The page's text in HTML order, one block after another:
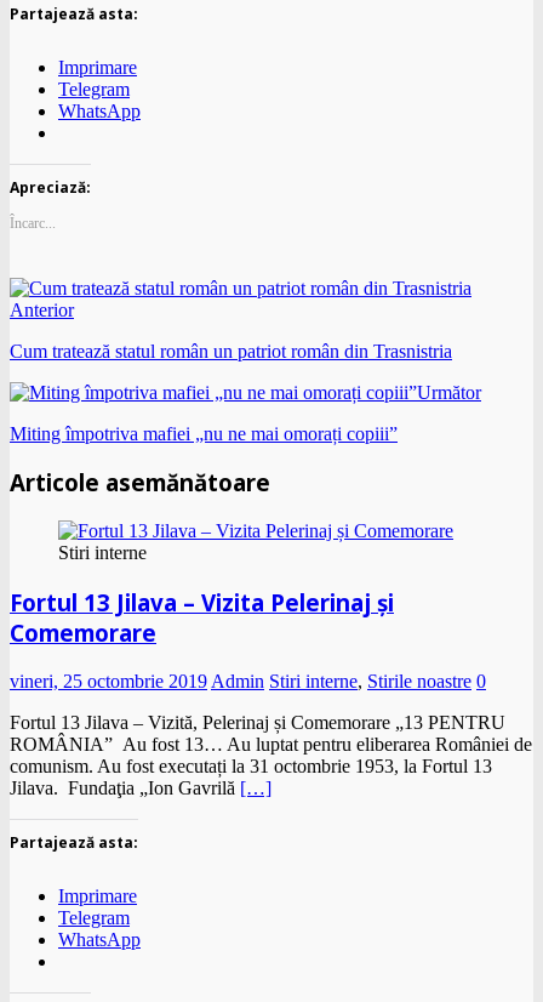
Partajează asta:
Imprimare
Telegram
WhatsApp
Apreciază:
Încarc...
Anterior
Cum tratează statul român un patriot român din Trasnistria
Următor
Miting împotriva mafiei „nu ne mai omorați copiii”
Articole asemănătoare
Stiri interne
Fortul 13 Jilava – Vizita Pelerinaj și
Comemorare
vineri, 25 octombrie 2019 Admin Stiri interne, Stirile noastre 0
Fortul 13 Jilava – Vizită, Pelerinaj și Comemorare „13 PENTRU
ROMÂNIA” Au fost 13… Au luptat pentru eliberarea României de
comunism. Au fost executați la 31 octombrie 1953, la Fortul 13
Jilava. Fundaţia „Ion Gavrilă […]
Partajează asta:
Imprimare
Telegram
WhatsApp